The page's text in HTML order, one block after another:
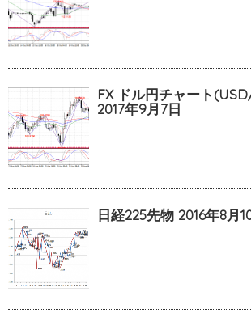
FX ドル円チャート
2017年9月7日
日経225先物 2016年8月